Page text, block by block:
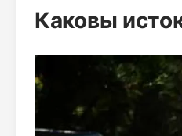
Каковы